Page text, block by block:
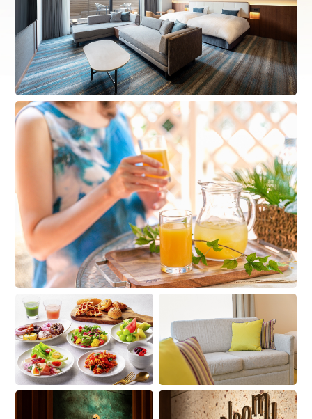
i
n
s
a
g
r
a
m
（
新
し
い
ウ
ィ
ン
ド
ウ
で
開
き
ま
す
）
F
a
c
e
b
o
o
k
（
新
し
い
ウ
ィ
ン
ド
ウ
開
き
ま
す
）
L
I
E
（
新
し
ウ
ド
ウ
で
開
き
ま
）
オリエンタルホテルズ&リゾーツリザベーションデス
TEL.0570-051-153
(受付時間 10:00~18:00)
ホテルコード
12
当日のお問合せ（ホテル代表）
TEL.06-6647-8111
メールでのお問合せ